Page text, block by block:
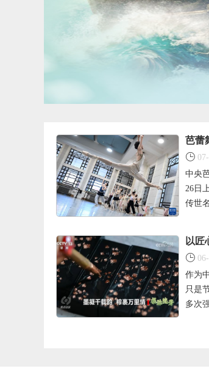
芭蕾
中央
26日
传世
以匠
作为
只是
多次